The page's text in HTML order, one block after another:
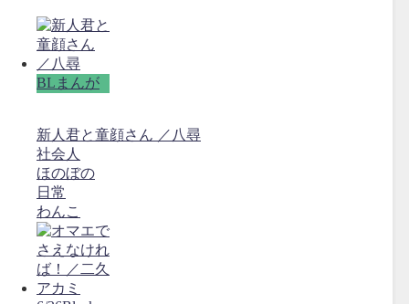
BLまんが
新人君と童顔さん ／八尋
社会人
ほのぼの
日常
わんこ